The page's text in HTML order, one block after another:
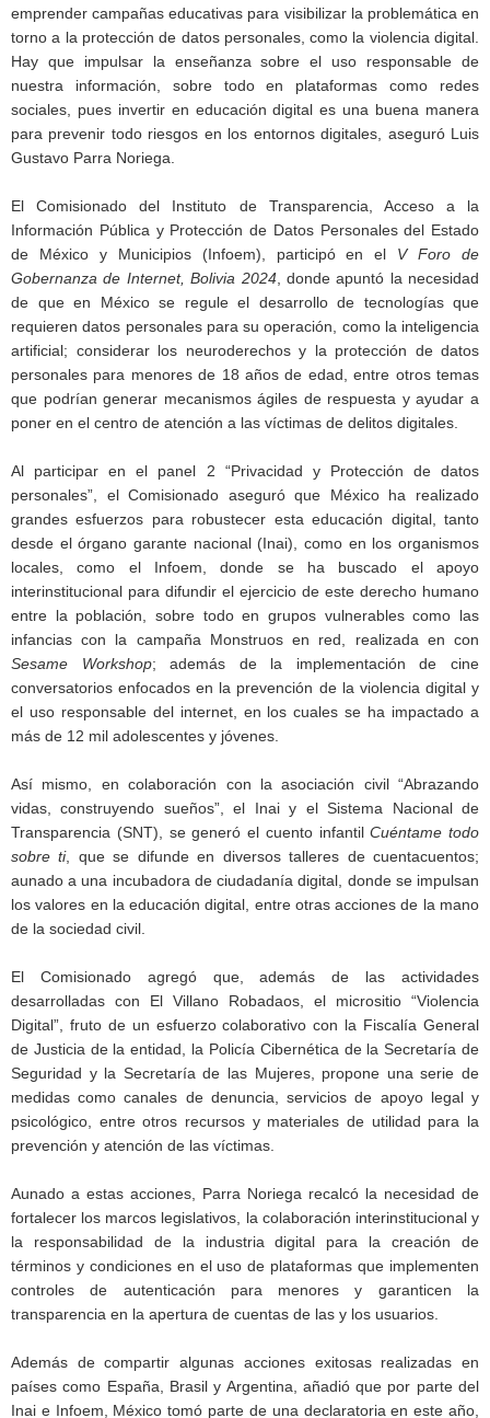
emprender campañas educativas para visibilizar la problemática en
torno a la protección de datos personales, como la violencia digital.
Hay que impulsar la enseñanza sobre el uso responsable de
nuestra información, sobre todo en plataformas como redes
sociales, pues invertir en educación digital es una buena manera
para prevenir todo riesgos en los entornos digitales, aseguró Luis
Gustavo Parra Noriega.
El Comisionado del Instituto de Transparencia, Acceso a la
Información Pública y Protección de Datos Personales del Estado
de México y Municipios (Infoem), participó en el V Foro de
Gobernanza de Internet, Bolivia 2024, donde apuntó la necesidad
de que en México se regule el desarrollo de tecnologías que
requieren datos personales para su operación, como la inteligencia
artificial; considerar los neuroderechos y la protección de datos
personales para menores de 18 años de edad, entre otros temas
que podrían generar mecanismos ágiles de respuesta y ayudar a
poner en el centro de atención a las víctimas de delitos digitales.
Al participar en el panel 2 “Privacidad y Protección de datos
personales”, el Comisionado aseguró que México ha realizado
grandes esfuerzos para robustecer esta educación digital, tanto
desde el órgano garante nacional (Inai), como en los organismos
locales, como el Infoem, donde se ha buscado el apoyo
interinstitucional para difundir el ejercicio de este derecho humano
entre la población, sobre todo en grupos vulnerables como las
infancias con la campaña Monstruos en red, realizada en con
Sesame Workshop; además de la implementación de cine
conversatorios enfocados en la prevención de la violencia digital y
el uso responsable del internet, en los cuales se ha impactado a
más de 12 mil adolescentes y jóvenes.
Así mismo, en colaboración con la asociación civil “Abrazando
vidas, construyendo sueños”, el Inai y el Sistema Nacional de
Transparencia (SNT), se generó el cuento infantilCuéntame todo
sobre ti, que se difunde en diversos talleres de cuentacuentos;
aunado a una incubadora de ciudadanía digital, donde se impulsan
los valores en la educación digital, entre otras acciones de la mano
de la sociedad civil.
El Comisionado agregó que, además de las actividades
desarrolladas con El Villano Robadaos, el micrositio “Violencia
Digital”, fruto de un esfuerzo colaborativo con la Fiscalía General
de Justicia de la entidad, la Policía Cibernética de la Secretaría de
Seguridad y la Secretaría de las Mujeres, propone una serie de
medidas como canales de denuncia, servicios de apoyo legal y
psicológico, entre otros recursos y materiales de utilidad para la
prevención y atención de las víctimas.
Aunado a estas acciones, Parra Noriega recalcó la necesidad de
fortalecer los marcos legislativos, la colaboración interinstitucional y
la responsabilidad de la industria digital para la creación de
términos y condiciones en el uso de plataformas que implementen
controles de autenticación para menores y garanticen la
transparencia en la apertura de cuentas de las y los usuarios.
Además de compartir algunas acciones exitosas realizadas en
países como España, Brasil y Argentina, añadió que por parte del
Inai e Infoem, México tomó parte de una declaratoria en este año,